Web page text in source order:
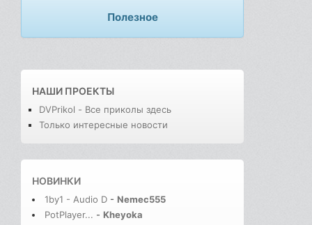
Полезное
НАШИ ПРОЕКТЫ
DVPrikol - Все приколы здесь
Только интересные новости
НОВИНКИ
1by1 - Audio D - Nemec555
PotPlayer... - Kheyoka